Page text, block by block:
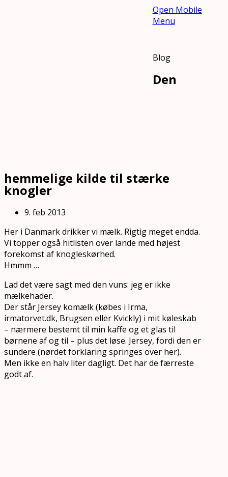
Open Mobile
Menu
Blog
Den
hemmelige kilde til stærke
knogler
9. feb 2013
Her i Danmark drikker vi mælk. Rigtig meget endda.
Vi topper også hitlisten over lande med højest
forekomst af knogleskørhed.
Hmmm …
Lad det være sagt med den vuns: jeg er ikke
mælkehader.
Der står Jersey komælk (købes i Irma,
irmatorvet.dk, Brugsen eller Kvickly) i mit køleskab
– nærmere bestemt til min kaffe og et glas til
børnene af og til – plus det løse. Jersey, fordi den er
sundere (nørdet forklaring springes over her).
Men ikke en halv liter dagligt. Det har de færreste
godt af.